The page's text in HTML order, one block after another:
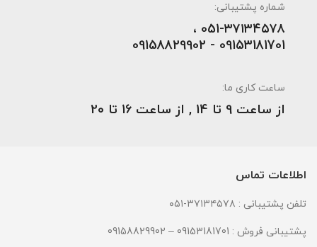
شماره پشتیبانی:
051-۳۷۱۳۴۵۷۸ ،
09153181701 - 09158829902
ساعت کاری ما:
از ساعت 9 تا 14 , از ساعت 16 تا 20
اطلاعات تماس
تلفن پشتیبانی : ۳۷۱۳۴۵۷۸-۰۵۱
پشتیبانی فروش : 09153181701 – 09158829902